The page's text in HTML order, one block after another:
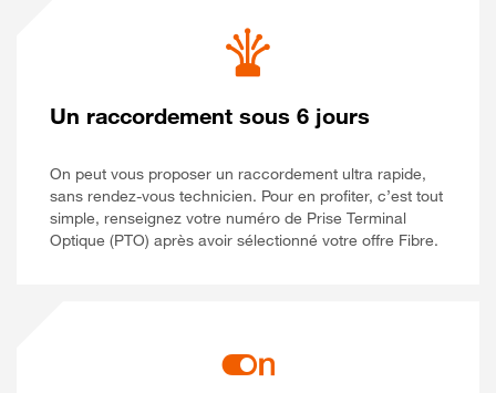
Un raccordement sous 6 jours
On peut vous proposer un raccordement ultra rapide,
sans rendez-vous technicien. Pour en profiter, c’est tout
simple, renseignez votre numéro de Prise Terminal
Optique (PTO) après avoir sélectionné votre offre Fibre.